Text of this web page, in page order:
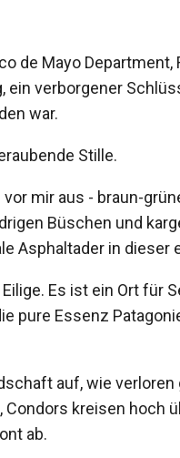
de Mayo Department,
ein verborgener
war.
Stille.
mir aus - braun-
Büschen und
Asphaltader in dieser
Es ist ein Ort für
pure Essenz
auf, wie verloren
kreisen hoch
ab.